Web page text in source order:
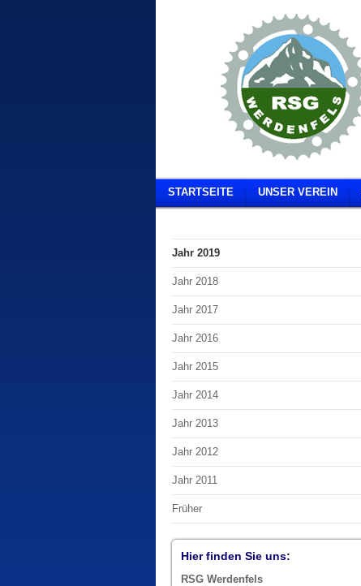
STARTSEITE UNSER VEREIN
Jahr 2019
Jahr 2018
Jahr 2017
Jahr 2016
Jahr 2015
Jahr 2014
Jahr 2013
Jahr 2012
Jahr 2011
Früher
Hier finden Sie uns:
RSG Werdenfels